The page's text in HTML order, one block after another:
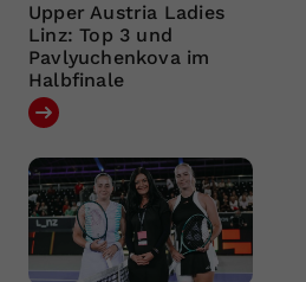
Upper Austria Ladies
Linz: Top 3 und
Pavlyuchenkova im
Halbfinale